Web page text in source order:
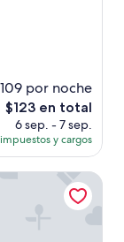
por noche
El
precio
actual
es
de
$123 en total
6 sep. - 7 sep.
y cargos